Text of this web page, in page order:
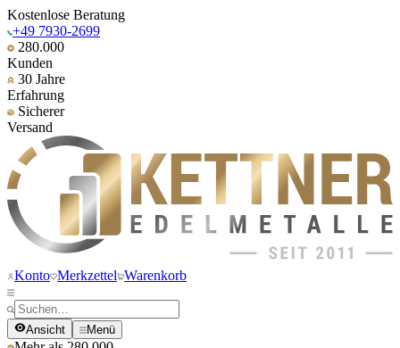
Kostenlose Beratung
+49 7930-2699
280.000
Kunden
30 Jahre
Erfahrung
Sicherer
Versand
Konto Merkzettel Warenkorb
Ansicht Menü